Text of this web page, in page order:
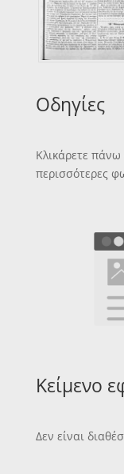
Οδηγίες
Κλικάρετε πάνω
περισσότερες
Κείμενο
Δεν είναι